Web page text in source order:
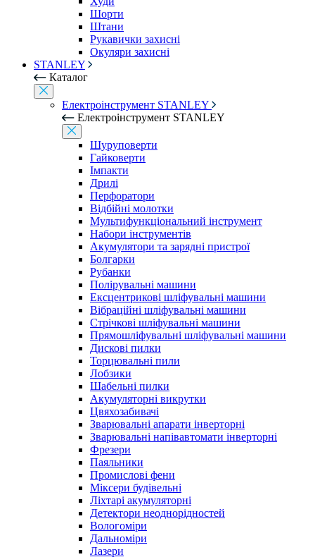
Шорти
Штани
Рукавички захисні
Окуляри захисні
STANLEY
Каталог
Електроінструмент STANLEY
Електроінструмент STANLEY
Шуруповерти
Гайковерти
Імпакти
Дрилі
Перфоратори
Відбійні молотки
Мультифункціональний інструмент
Набори інструментів
Акумулятори та зарядні пристрої
Болгарки
Рубанки
Полірувальні машини
Ексцентрикові шліфувальні машини
Вібраційні шліфувальні машини
Стрічкові шліфувальні машини
Прямошліфувальні шліфувальні машини
Дискові пилки
Торцювальні пили
Лобзики
Шабельні пилки
Акумуляторні викрутки
Цвяхозабивачі
Зварювальні апарати інверторні
Зварювальні напівавтомати інверторні
Фрезери
Паяльники
Промислові фени
Міксери будівельні
Ліхтарі акумуляторні
Детектори неоднорідностей
Вологоміри
Дальноміри
Лазери